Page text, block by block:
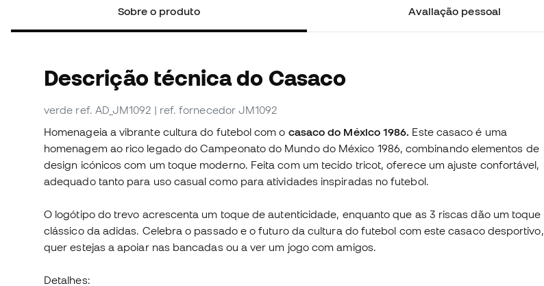
Sobre o produto Avaliação pessoal
Descrição técnica do Casaco
verde ref. AD_JM1092 | ref. fornecedor JM1092
Homenageia a vibrante cultura do futebol com o casaco do México 1986. Este casaco é uma
homenagem ao rico legado do Campeonato do Mundo do México 1986, combinando elementos de
design icónicos com um toque moderno. Feita com um tecido tricot, oferece um ajuste confortável,
adequado tanto para uso casual como para atividades inspiradas no futebol.
O logótipo do trevo acrescenta um toque de autenticidade, enquanto que as 3 riscas dão um toque
clássico da adidas. Celebra o passado e o futuro da cultura do futebol com este casaco desportivo,
quer estejas a apoiar nas bancadas ou a ver um jogo com amigos.
Detalhes: